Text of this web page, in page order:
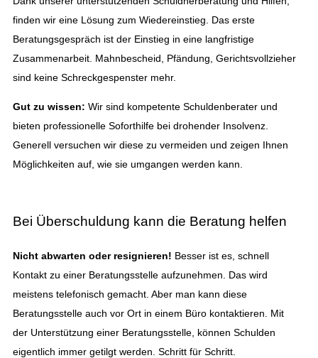
finden wir eine Lösung zum Wiedereinstieg. Das erste
Beratungsgespräch ist der Einstieg in eine langfristige
Zusammenarbeit. Mahnbescheid, Pfändung, Gerichtsvollzieher
sind keine Schreckgespenster mehr.
Gut zu wissen: Wir sind kompetente Schuldenberater und
bieten professionelle Soforthilfe bei drohender Insolvenz.
Generell versuchen wir diese zu vermeiden und zeigen Ihnen
Möglichkeiten auf, wie sie umgangen werden kann.
Bei Überschuldung kann die Beratung helfen
Nicht abwarten oder resignieren! Besser ist es, schnell
Kontakt zu einer Beratungsstelle aufzunehmen. Das wird
meistens telefonisch gemacht. Aber man kann diese
Beratungsstelle auch vor Ort in einem Büro kontaktieren. Mit
der Unterstützung einer Beratungsstelle, können Schulden
eigentlich immer getilgt werden. Schritt für Schritt.